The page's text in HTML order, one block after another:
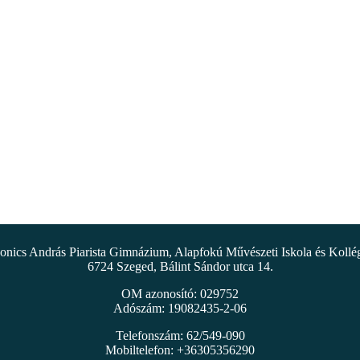
András Piarista Gimnázium, Alapfokú Művészeti Iskola és
6724 Szeged, Bálint Sándor utca 14.
OM azonosító: 029752
Adószám: 19082435-2-06
Telefonszám: 62/549-090
Mobiltelefon: +36305356290